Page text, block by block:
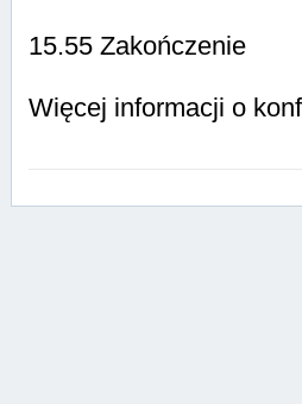
15.55 Zakończenie
Więcej informacji o